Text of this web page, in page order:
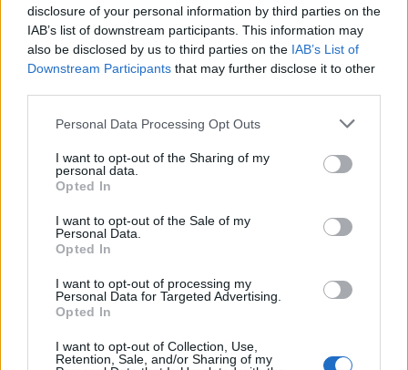
disclosure of your personal information by third parties on the
IAB’s list of downstream participants. This information may
also be disclosed by us to third parties on the IAB’s List of
Downstream Participants that may further disclose it to other
Personal Data Processing Opt Outs
I want to opt-out of the Sharing of my
personal data.
Opted In
I want to opt-out of the Sale of my
Personal Data.
Opted In
I want to opt-out of processing my
Personal Data for Targeted Advertising.
Opted In
I want to opt-out of Collection, Use,
Retention, Sale, and/or Sharing of my
4. La bottine
Et c'est aussi ce qui nous permet de l'assortir avec un
short, par exemple ! Pas besoin de se torturer sur le « ça
ne ferait pas un peu
(daim, cuir, paillettes…) et les coloris. La bottine plate,